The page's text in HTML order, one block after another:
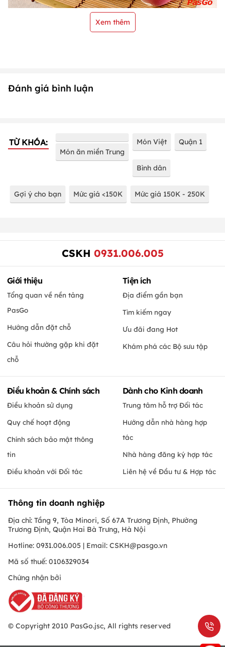
Xem thêm
Đánh giá bình luận
TỪ KHÓA:
Món ăn miền Trung
Món Việt Quận 1
Bình dân
Gợi ý cho bạn Mức giá <150K Mức giá 150K - 250K
CSKH 0931.006.005
Giới thiệu
Tổng quan về nền tảng
PasGo
Hướng dẫn đặt chỗ
Câu hỏi thường gặp khi đặt
chỗ
Tiện ích
Địa điểm gần bạn
Tìm kiếm ngay
Ưu đãi đang Hot
Khám phá các Bộ sưu tập
Điều khoản & Chính sách
Điều khoản sử dụng
Quy chế hoạt động
Chính sách bảo mật thông
tin
Điều khoản với Đối tác
Dành cho Kinh doanh
Trung tâm hỗ trợ Đối tác
Hướng dẫn nhà hàng hợp
tác
Nhà hàng đăng ký hợp tác
Liên hệ về Đầu tư & Hợp tác
Thông tin doanh nghiệp
Địa chỉ: Tầng 9, Tòa Minori, Số 67A Trương Định, Phường
Trương Định, Quận Hai Bà Trưng, Hà Nội
Hotline: 0931.006.005 | Email: CSKH@pasgo.vn
Mã số thuế: 0106329034
Chứng nhận bởi
© Copyright 2010 PasGo.jsc, All rights reserved